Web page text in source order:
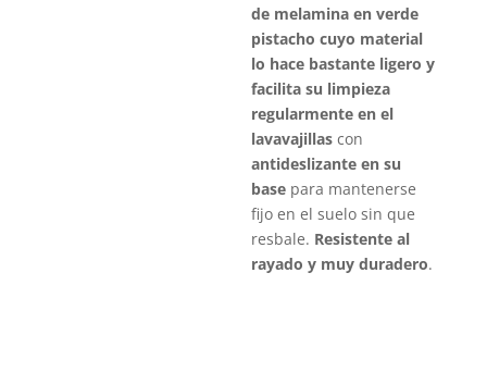
de melamina en verde
pistacho cuyo material
lo hace bastante ligero y
facilita su limpieza
regularmente en el
lavavajillas con
antideslizante en su
base para mantenerse
fijo en el suelo sin que
resbale. Resistente al
rayado y muy duradero.